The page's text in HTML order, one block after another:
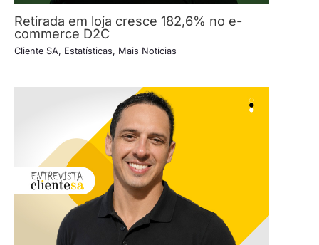
Retirada em loja cresce 182,6% no e-
commerce D2C
Cliente SA, Estatísticas, Mais Notícias